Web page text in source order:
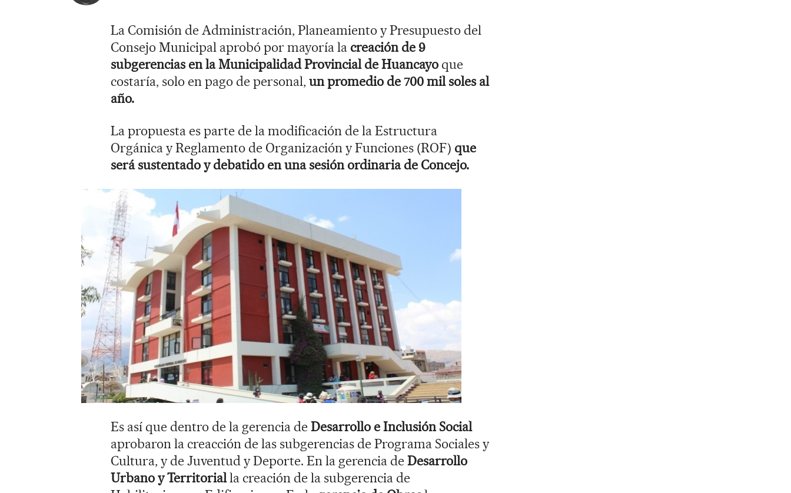
La Comisión de Administración, Planeamiento y Presupuesto del
Consejo Municipal aprobó por mayoría la creación de 9
subgerencias en la Municipalidad Provincial de Huancayo que
costaría, solo en pago de personal, un promedio de 700 mil soles al
año.
La propuesta es parte de la modificación de la Estructura
Orgánica y Reglamento de Organización y Funciones (ROF) que
será sustentado y debatido en una sesión ordinaria de Concejo.
Es así que dentro de la gerencia deDesarrollo e Inclusión Social
aprobaron la creacción de las subgerencias de Programa Sociales y
Cultura, y de Juventud y Deporte. En la gerencia deDesarrollo
Urbano y Territorialla creación de la subgerencia de